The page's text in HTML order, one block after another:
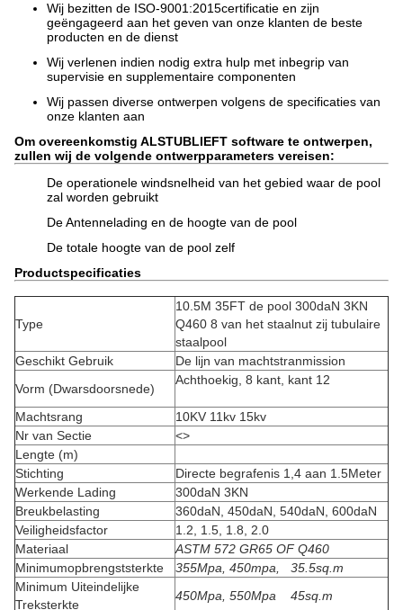
Wij bezitten de ISO-9001:2015certificatie en zijn
geëngageerd aan het geven van onze klanten de beste
producten en de dienst
Wij verlenen indien nodig extra hulp met inbegrip van
supervisie en supplementaire componenten
Wij passen diverse ontwerpen volgens de specificaties van
onze klanten aan
Om overeenkomstig ALSTUBLIEFT software te ontwerpen,
zullen wij de volgende ontwerpparameters vereisen:
De operationele windsnelheid van het gebied waar de pool
zal worden gebruikt
De Antennelading en de hoogte van de pool
De totale hoogte van de pool zelf
Productspecificaties
Type
10.5M 35FT de pool 300daN 3KN
Q460 8 van het staalnut zij tubulaire
staalpool
Geschikt Gebruik
De lijn van machtstranmission
Vorm (Dwarsdoorsnede)
Achthoekig, 8 kant, kant 12
Machtsrang
10KV 11kv 15kv
Nr van Sectie
<>
Lengte (m)
Stichting
Directe begrafenis 1,4 aan 1.5Meter
Werkende Lading
300daN 3KN
Breukbelasting
360daN, 450daN, 540daN, 600daN
Veiligheidsfactor
1.2, 1.5, 1.8, 2.0
Materiaal
ASTM 572 GR65 OF Q460
Minimumopbrengststerkte
355Mpa, 450mpa, 35.5sq.m
Minimum Uiteindelijke
Treksterkte
450Mpa, 550Mpa 45sq.m